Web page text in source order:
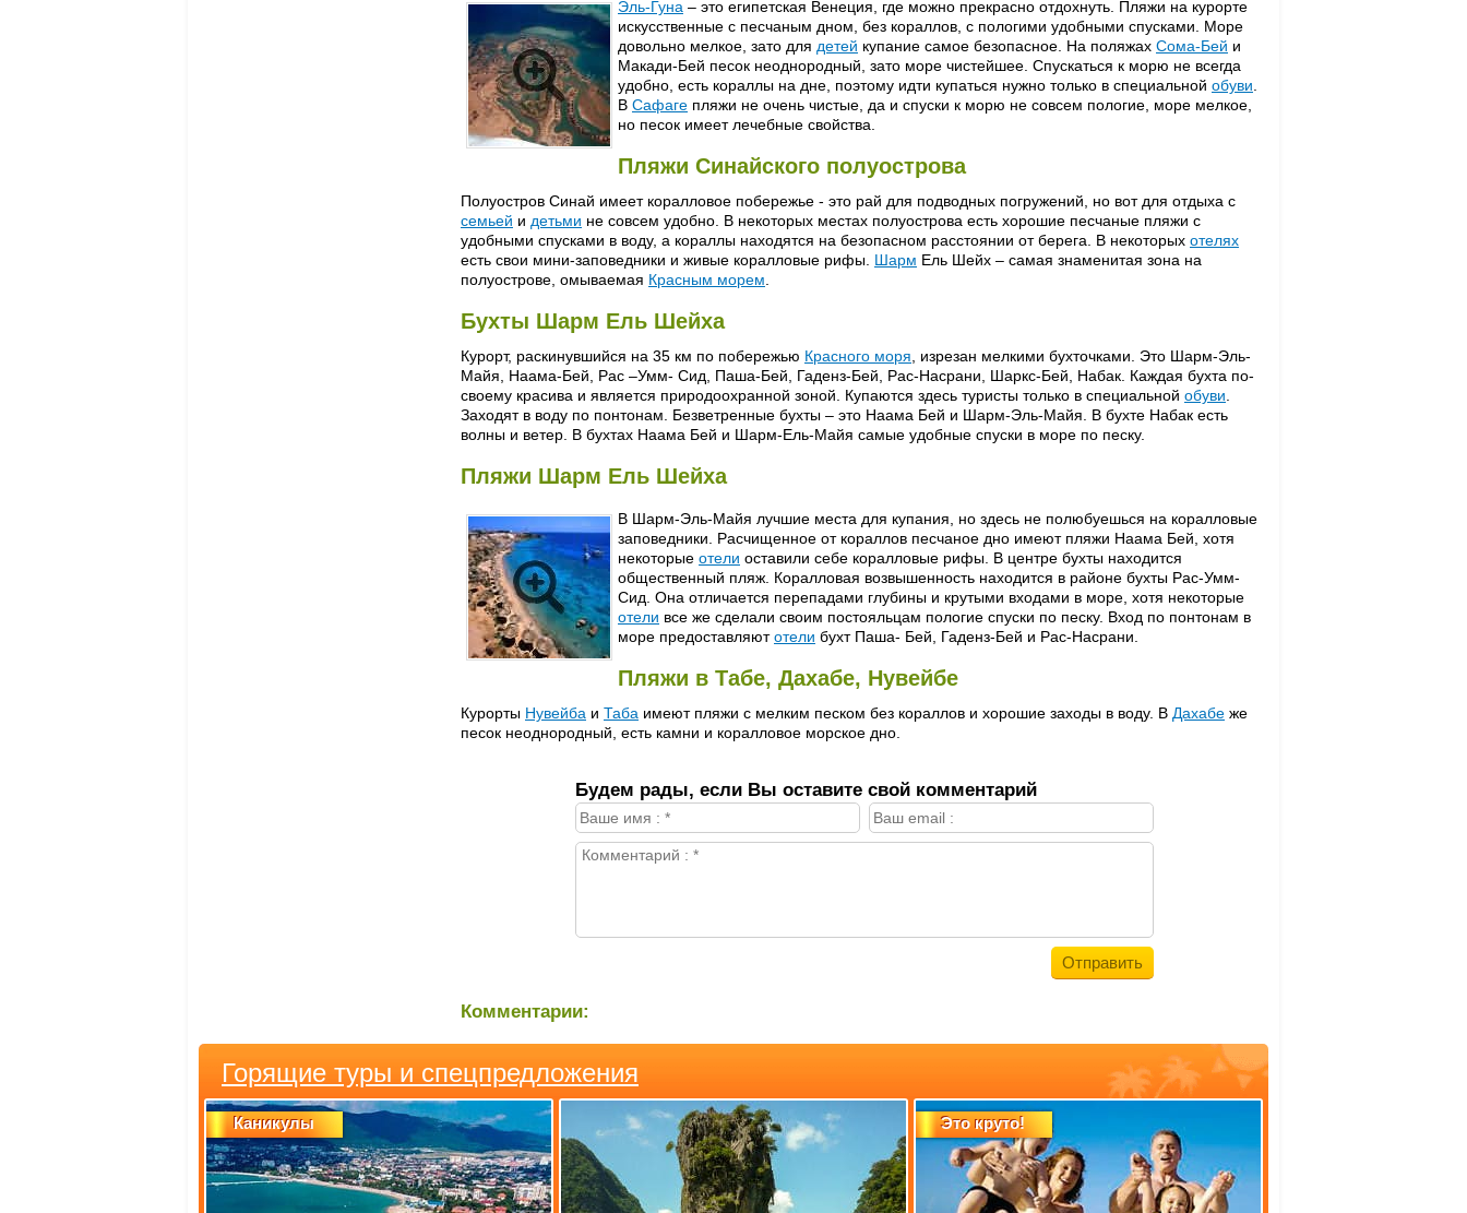
Эль-Гуна – это египетская Венеция, где можно прекрасно отдохнуть. Пляжи на курорте
искусственные с песчаным дном, без кораллов, с пологими удобными спусками. Море
довольно мелкое, зато для детей купание самое безопасное. На поляжах Сома-Бей и
Макади-Бей песок неоднородный, зато море чистейшее. Спускаться к морю не всегда
удобно, есть кораллы на дне, поэтому идти купаться нужно только в специальной обуви
В Сафаге пляжи не очень чистые, да и спуски к морю не совсем пологие, море мелкое,
но песок имеет лечебные свойства.
Пляжи Синайского полуострова
Полуостров Синай имеет коралловое побережье - это рай для подводных погружений, но вот для отдыха с
семьей и детьми не совсем удобно. В некоторых местах полуострова есть хорошие песчаные пляжи с
удобными спусками в воду, а кораллы находятся на безопасном расстоянии от берега. В некоторых отелях
есть свои мини-заповедники и живые коралловые рифы. Шарм Ель Шейх – самая знаменитая зона на
полуострове, омываемая Красным морем
Бухты Шарм Ель Шейха
Курорт, раскинувшийся на 35 км по побережью Красного моря , изрезан мелкими бухточками. Это Шарм-Эль-
Майя, Наама-Бей, Рас –Умм- Сид, Паша-Бей, Гаденз-Бей, Рас-Насрани, Шаркс-Бей, Набак. Каждая бухта по-
своему красива и является природоохранной зоной. Купаются здесь туристы только в специальной обуви
Заходят в воду по понтонам. Безветренные бухты – это Наама Бей и Шарм-Эль-Майя. В бухте Набак есть
волны и ветер. В бухтах Наама Бей и Шарм-Ель-Майя самые удобные спуски в море по песку.
Пляжи Шарм Ель Шейха
В Шарм-Эль-Майя лучшие места для купания, но здесь не полюбуешься на коралловые
заповедники. Расчищенное от кораллов песчаное дно имеют пляжи Наама Бей, хотя
некоторые отели оставили себе коралловые рифы. В центре бухты находится
общественный пляж. Коралловая возвышенность находится в районе бухты Рас-Умм-
Сид. Она отличается перепадами глубины и крутыми входами в море, хотя некоторые
отели все же сделали своим постояльцам пологие спуски по песку. Вход по понтонам в
море предоставляютотели бухт Паша- Бей, Гаденз-Бей и Рас-Насрани.
Пляжи в Табе, Дахабе, Нувейбе
Курорты Нувейба и Таба имеют пляжи с мелким песком без кораллов и хорошие заходы в воду. В Дахабе же
песок неоднородный, есть камни и коралловое морское дно.
Будем рады, если Вы оставите свой комментарий
Комментарии:
Горящие туры и спецпредложения
Каникулы Это круто!